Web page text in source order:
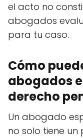
el acto no
abogados
para tu caso.
Cómo
abogados
derecho
Un abogado
no solo tiene